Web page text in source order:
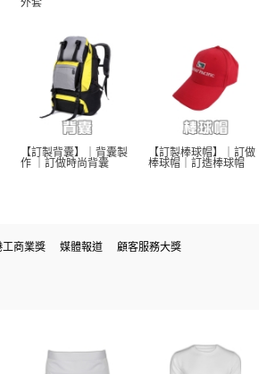
外套
【訂製背囊】｜背囊製
作 ｜訂做時尚背囊
【訂製棒球帽】｜訂做
棒球帽｜訂造棒球帽
工商業獎 媒體報道 顧客服務大獎